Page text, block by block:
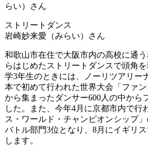
ストリートダンス
岩崎妙来愛（みらい）さん
和歌山市在住で大阪市内の高校に通
らはじめたストリートダンスで頭角
学3年生のときには、ノーリツアリー
本で初めて行われた世界大会「ファ
から集まったダンサー600人の中から
した。また、今年4月に京都市内で行
ス・ワールド・チャンピオンシップ
バトル部門3位となり、8月にイギリ
します。